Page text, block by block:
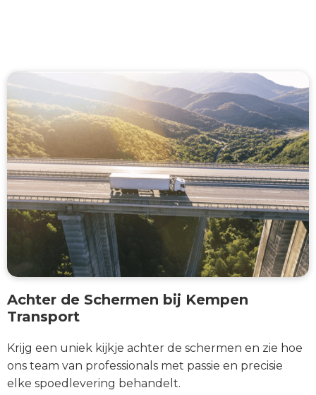
Achter de Schermen bij Kempen
Transport
Krijg een uniek kijkje achter de schermen en zie hoe
ons team van professionals met passie en precisie
elke spoedlevering behandelt.